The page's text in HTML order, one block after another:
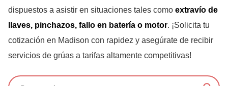
dispuestos a asistir en situaciones tales como extravío de
llaves, pinchazos, fallo en batería o motor. ¡Solicita tu
cotización en Madison con rapidez y asegúrate de recibir
servicios de grúas a tarifas altamente competitivas!